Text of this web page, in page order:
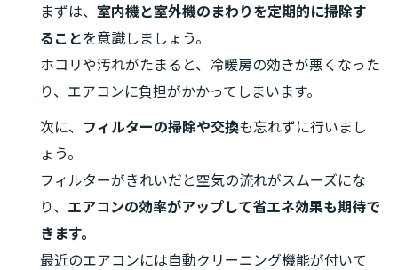
まずは、 室内機と室外機のまわりを定期的に掃除す
ることを意識しましょう。
ホコリや汚れがたまると、冷暖房の効きが悪くなった
り、エアコンに負担がかかってしまいます。
次に、 フィルターの掃除や交換も忘れずに行いまし
ょう。
フィルターがきれいだと空気の流れがスムーズにな
り、 エアコンの効率がアップして省エネ効果も期待で
きます。
最近のエアコンには自動クリーニング機能が付いて